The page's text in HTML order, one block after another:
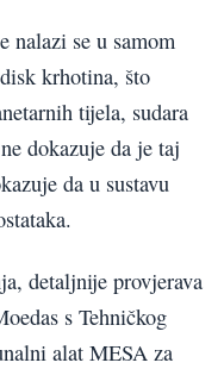
nalazi se u samom
krhotina, što
tijela, sudara
dokazuje da je taj
da u sustavu
detaljnije provjerava
s Tehničkog
alat MESA za